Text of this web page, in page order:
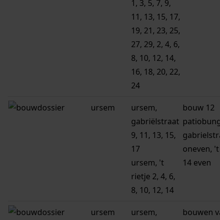
1, 3, 5, 7, 9,
11, 13, 15, 17,
19, 21, 23, 25,
27, 29, 2, 4, 6,
8, 10, 12, 14,
16, 18, 20, 22,
24
ursem
ursem,
gabriëlstraat
9, 11, 13, 15,
17
ursem, 't
rietje 2, 4, 6,
8, 10, 12, 14
bouw 12
oneven,
14 even
ursem
ursem,
bouwen